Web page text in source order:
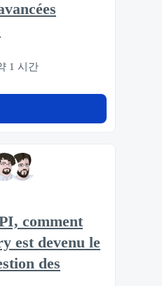
1 시간
comment
est devenu le
des